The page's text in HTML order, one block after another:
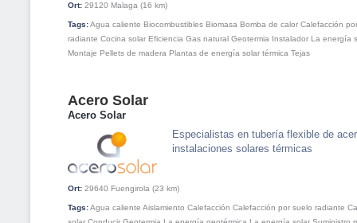
Ort: 29120 Malaga (16 km)
Tags:Agua caliente Biocombustibles Biomasa Bomba de calor Calefacción
radiante Cocina solar Eficiencia Gas natural Geotermia Instalador La energía
Montaje Pellets de madera Plantas de energía solar térmica Tejas
Acero Solar
Acero Solar
Especialistas en tubería flexible de
instalaciones solares térmicas
Ort: 29640 Fuengirola (23 km)
Tags:Agua caliente Aislamiento Calefacción Calefacción por suelo radiante